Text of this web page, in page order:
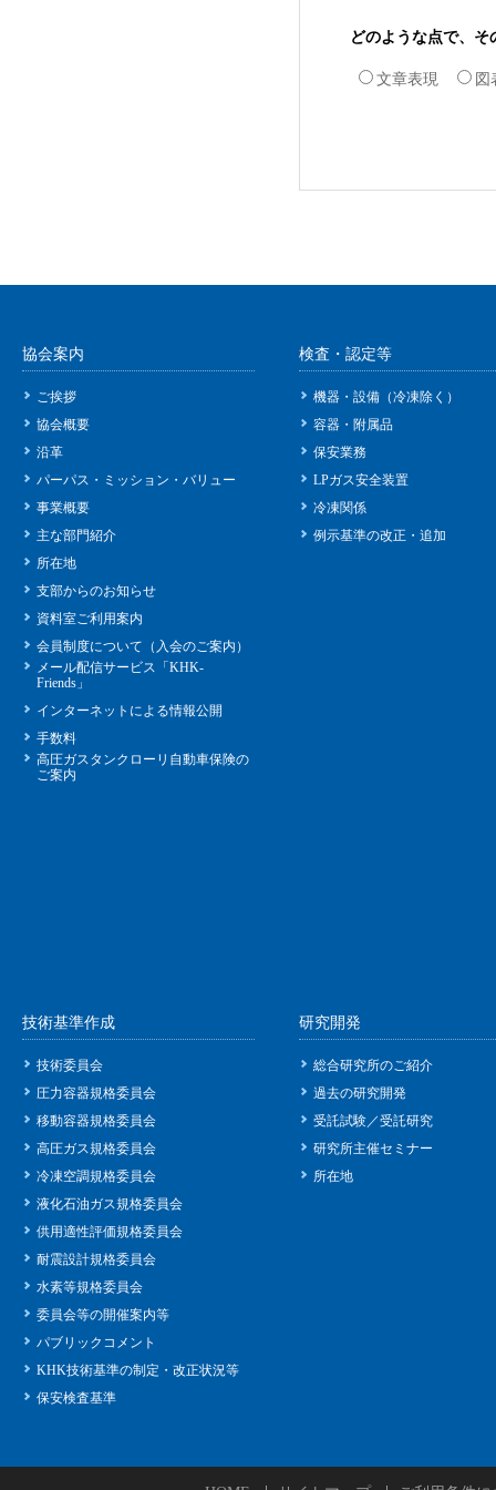
どのような点で、
文章表現 図
協会案内
ご挨拶
協会概要
沿革
パーパス・ミッション・バリュー
事業概要
主な部門紹介
所在地
支部からのお知らせ
資料室ご利用案内
会員制度について（入会のご案内）
メール配信サービス「KHK-
Friends」
インターネットによる情報公開
手数料
高圧ガスタンクローリ自動車保険の
ご案内
検査・認定等
機器・設備（冷凍除く）
容器・附属品
保安業務
LPガス安全装置
冷凍関係
例示基準の改正・追加
技術基準作成
技術委員会
圧力容器規格委員会
移動容器規格委員会
高圧ガス規格委員会
冷凍空調規格委員会
液化石油ガス規格委員会
供用適性評価規格委員会
耐震設計規格委員会
水素等規格委員会
委員会等の開催案内等
パブリックコメント
KHK技術基準の制定・改正状況等
保安検査基準
研究開発
総合研究所のご紹介
過去の研究開発
受託試験／受託研究
研究所主催セミナー
所在地